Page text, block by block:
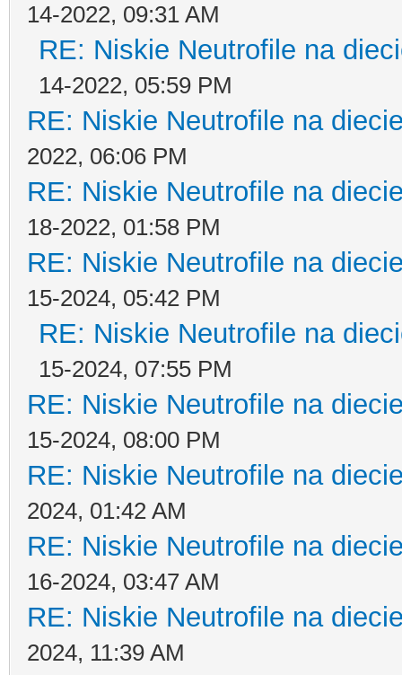
14-2022, 09:31 AM
RE: Niskie Neutrofile na
14-2022, 05:59 PM
RE: Niskie Neutrofile na
2022, 06:06 PM
RE: Niskie Neutrofile na
18-2022, 01:58 PM
RE: Niskie Neutrofile na
15-2024, 05:42 PM
RE: Niskie Neutrofile na
15-2024, 07:55 PM
RE: Niskie Neutrofile na
15-2024, 08:00 PM
RE: Niskie Neutrofile na
2024, 01:42 AM
RE: Niskie Neutrofile na
16-2024, 03:47 AM
RE: Niskie Neutrofile na
2024, 11:39 AM